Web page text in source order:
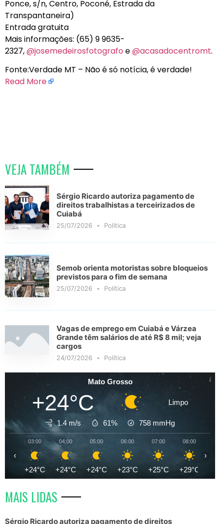
Ponce, s/n, Centro, Poconé, Estrada da
Transpantaneira)
Entrada gratuita
Mais informações: (65) 9 9635-
2327,@josemedeirosfotografo e@acasadocentromt.
Fonte:Verdade MT – Não é só notícia, é verdade!
Read More
VEJA TAMBÉM
Sérgio Ricardo autoriza pagamento de
direitos trabalhistas a terceirizados de
Cuiabá
25/07/2026 Política
Semob orienta motoristas sobre bloqueios
previstos para o fim de semana
25/07/2026 Política
Vagas de emprego em Cuiabá e Várzea
Grande têm salários de até R$ 8 mil; veja
cargos
24/07/2026 Política
Mato Grosso
+24°C Limpo
1.4 m/s 61% 758 mmHg
03:00
+24°C
04:00
+24°C
05:00
+24°C
06:00
+23°C
07:00
+25°C
08:00
+29°C
‹ ›
MAIS LIDAS
Sérgio Ricardo autoriza pagamento de direitos